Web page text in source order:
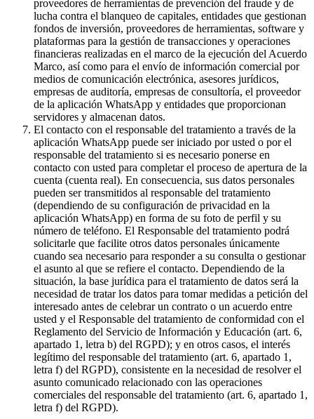
proveedores de herramientas de prevención del fraude y de
lucha contra el blanqueo de capitales, entidades que gestionan
fondos de inversión, proveedores de herramientas, software y
plataformas para la gestión de transacciones y operaciones
financieras realizadas en el marco de la ejecución del Acuerdo
Marco, así como para el envío de información comercial por
medios de comunicación electrónica, asesores jurídicos,
empresas de auditoría, empresas de consultoría, el proveedor
de la aplicación WhatsApp y entidades que proporcionan
servidores y almacenan datos.
El contacto con el responsable del tratamiento a través de la
aplicación WhatsApp puede ser iniciado por usted o por el
responsable del tratamiento si es necesario ponerse en
contacto con usted para completar el proceso de apertura de la
cuenta (cuenta real). En consecuencia, sus datos personales
pueden ser transmitidos al responsable del tratamiento
(dependiendo de su configuración de privacidad en la
aplicación WhatsApp) en forma de su foto de perfil y su
número de teléfono. El Responsable del tratamiento podrá
solicitarle que facilite otros datos personales únicamente
cuando sea necesario para responder a su consulta o gestionar
el asunto al que se refiere el contacto. Dependiendo de la
situación, la base jurídica para el tratamiento de datos será la
necesidad de tratar los datos para tomar medidas a petición del
interesado antes de celebrar un contrato o un acuerdo entre
usted y el Responsable del tratamiento de conformidad con el
Reglamento del Servicio de Información y Educación (art. 6,
apartado 1, letra b) del RGPD); y en otros casos, el interés
legítimo del responsable del tratamiento (art. 6, apartado 1,
letra f) del RGPD), consistente en la necesidad de resolver el
asunto comunicado relacionado con las operaciones
comerciales del responsable del tratamiento (art. 6, apartado 1,
letra f) del RGPD).